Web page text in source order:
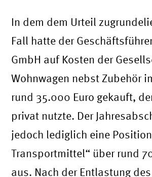
In dem dem Urteil
Fall hatte der
GmbH auf Kosten der
Wohnwagen nebst Zubehör
rund 35.000 Euro gekauft,
privat nutzte. Der
jedoch lediglich eine
Transportmittel“ über rund
aus. Nach der Entlastung des